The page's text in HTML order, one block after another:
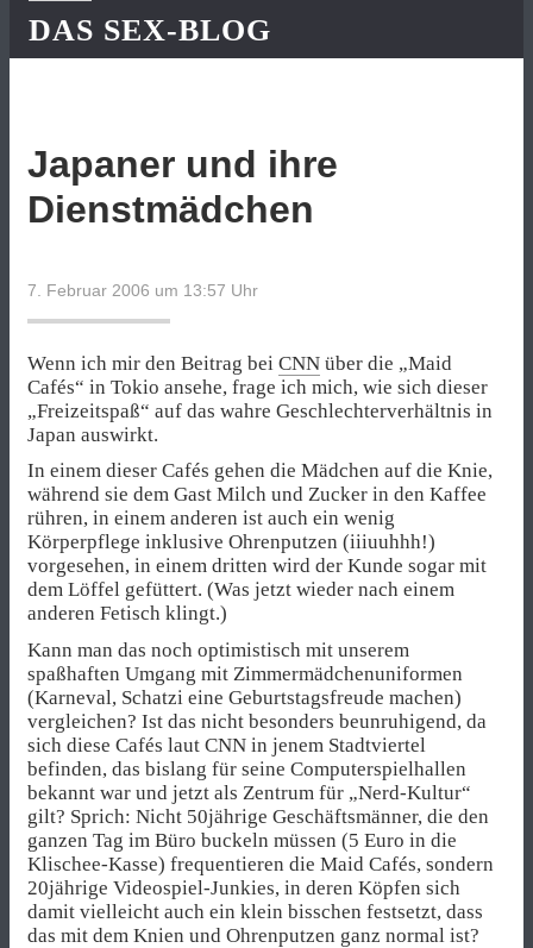
DAS SEX-BLOG
Japaner und ihre
Dienstmädchen
7. Februar 2006 um 13:57 Uhr
Wenn ich mir den Beitrag bei CNN über die „Maid
Cafés“ in Tokio ansehe, frage ich mich, wie sich dieser
„Freizeitspaß“ auf das wahre Geschlechterverhältnis in
Japan auswirkt.
In einem dieser Cafés gehen die Mädchen auf die Knie,
während sie dem Gast Milch und Zucker in den Kaffee
rühren, in einem anderen ist auch ein wenig
Körperpflege inklusive Ohrenputzen (iiiuuhhh!)
vorgesehen, in einem dritten wird der Kunde sogar mit
dem Löffel gefüttert. (Was jetzt wieder nach einem
anderen Fetisch klingt.)
Kann man das noch optimistisch mit unserem
spaßhaften Umgang mit Zimmermädchenuniformen
(Karneval, Schatzi eine Geburtstagsfreude machen)
vergleichen? Ist das nicht besonders beunruhigend, da
sich diese Cafés laut CNN in jenem Stadtviertel
befinden, das bislang für seine Computerspielhallen
bekannt war und jetzt als Zentrum für „Nerd-Kultur“
gilt? Sprich: Nicht 50jährige Geschäftsmänner, die den
ganzen Tag im Büro buckeln müssen (5 Euro in die
Klischee-Kasse) frequentieren die Maid Cafés, sondern
20jährige Videospiel-Junkies, in deren Köpfen sich
damit vielleicht auch ein klein bisschen festsetzt, dass
das mit dem Knien und Ohrenputzen ganz normal ist?